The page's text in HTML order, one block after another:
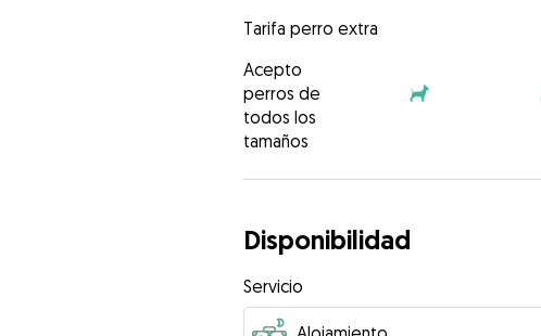
Tarifa perro extra
Acepto
perros de
todos los
tamaños
Disponibilidad
Servicio